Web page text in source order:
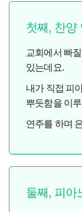
첫째, 찬양
교회에서 빠
있는데요.
내가 직접 피
뿌듯함을 이
연주를 하며
둘째, 피아